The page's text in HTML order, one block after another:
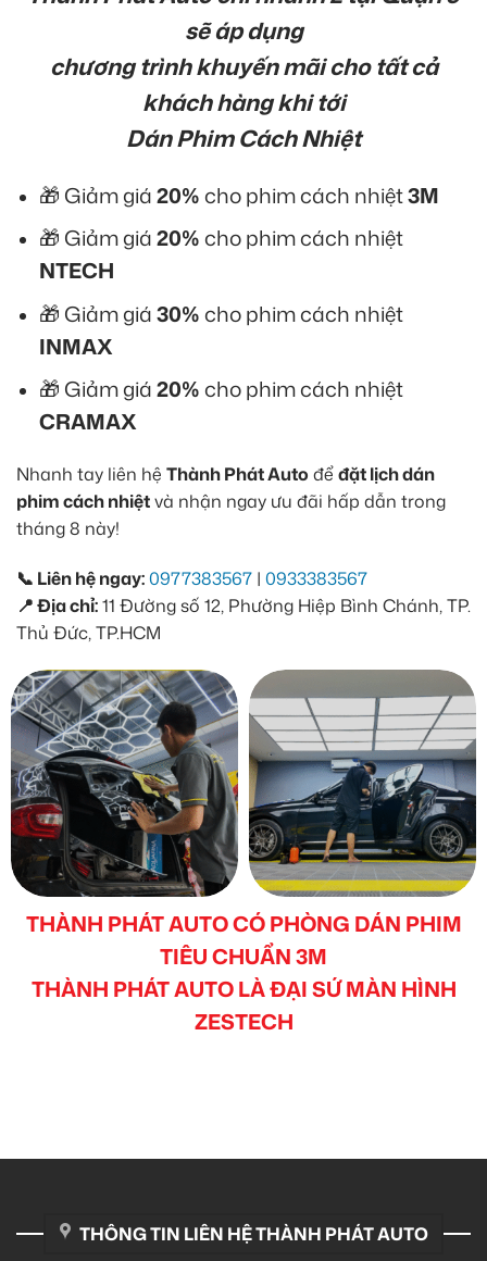
sẽ áp dụng
chương trình khuyến mãi cho tất cả
khách hàng khi tới
Dán Phim Cách Nhiệt
🎁 Giảm giá20%cho phim cách nhiệt3M
🎁 Giảm giá20%cho phim cách nhiệt
NTECH
🎁 Giảm giá30%cho phim cách nhiệt
INMAX
🎁 Giảm giá20%cho phim cách nhiệt
CRAMAX
Nhanh tay liên hệ Thành Phát Auto đểđặt lịch dán
phim cách nhiệtvà nhận ngay ưu đãi hấp dẫn trong
tháng 8 này!
📞 Liên hệ ngay:0977383567 | 0933383567
📍 Địa chỉ:11 Đường số 12, Phường Hiệp Bình Chánh, TP.
Thủ Đức, TP.HCM
THÀNH PHÁT AUTO CÓ PHÒNG DÁN PHIM
TIÊU CHUẨN 3M
THÀNH PHÁT AUTO LÀ ĐẠI SỨ MÀN HÌNH
ZESTECH
THÔNG TIN LIÊN HỆ THÀNH PHÁT AUTO